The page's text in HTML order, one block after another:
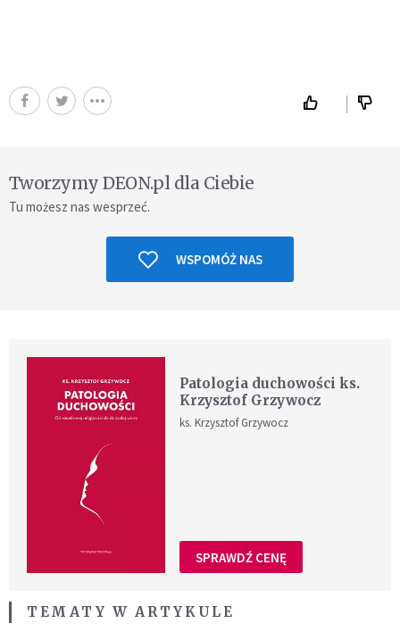
Tworzymy DEON.pl dla Ciebie
Tu możesz nas wesprzeć.
WSPOMÓŻ NAS
Patologia duchowości ks.
Krzysztof Grzywocz
ks. Krzysztof Grzywocz
SPRAWDŹ CENĘ
TEMATY W ARTYKULE